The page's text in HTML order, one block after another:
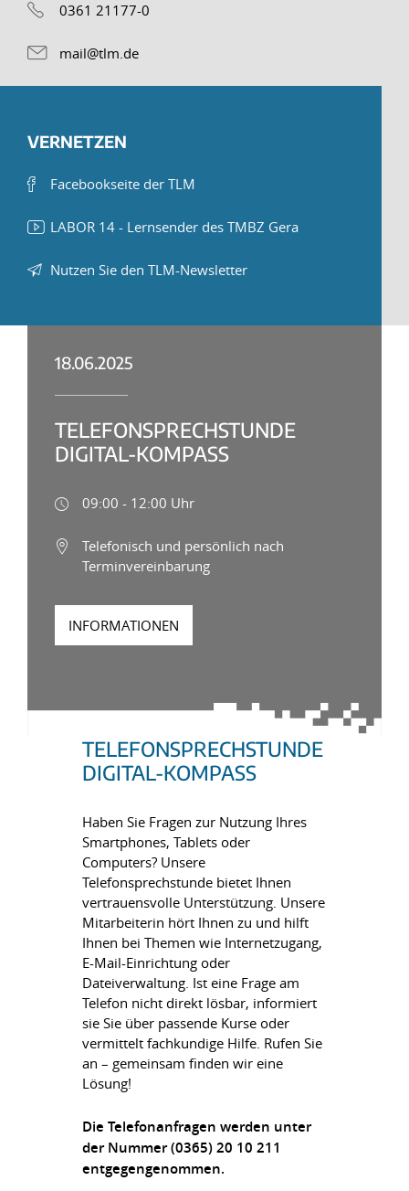
0361 21177-0
mail@tlm.de
VERNETZEN
Facebookseite der TLM
LABOR 14 - Lernsender des TMBZ Gera
Nutzen Sie den TLM-Newsletter
18.06.2025
TELEFONSPRECHSTUNDE
DIGITAL-KOMPASS
09:00 - 12:00 Uhr
Telefonisch und persönlich nach
Terminvereinbarung
INFORMATIONEN
TELEFONSPRECHSTUNDE
DIGITAL-KOMPASS
Haben Sie Fragen zur Nutzung Ihres
Smartphones, Tablets oder
Computers? Unsere
Telefonsprechstunde bietet Ihnen
vertrauensvolle Unterstützung. Unsere
Mitarbeiterin hört Ihnen zu und hilft
Ihnen bei Themen wie Internetzugang,
E-Mail-Einrichtung oder
Dateiverwaltung. Ist eine Frage am
Telefon nicht direkt lösbar, informiert
sie Sie über passende Kurse oder
vermittelt fachkundige Hilfe. Rufen Sie
an – gemeinsam finden wir eine
Lösung!
Die Telefonanfragen werden unter
der Nummer (0365) 20 10 211
entgegengenommen.